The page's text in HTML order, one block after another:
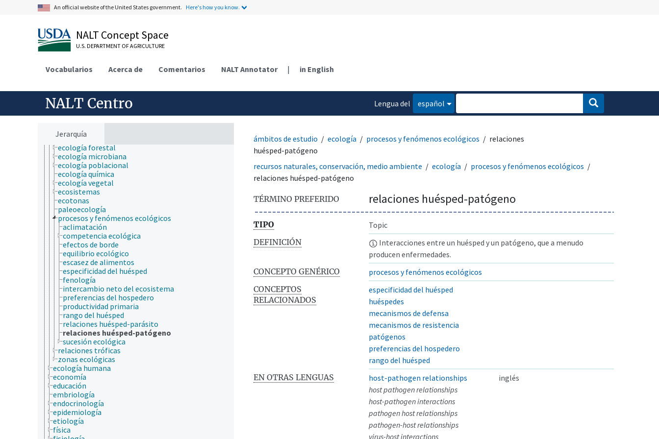
An official website of the United States government. Here's how you know.
NALT Concept Space
U.S. DEPARTMENT OF AGRICULTURE
Vocabularios Acerca de Comentarios NALT Annotator | in English
NALT Centro
Lengua del
español
Jerarquía
ciencia del suelo
ciencias del mar
ciencias forestales
ciencias sociales
conducta
agroecología
ecología animal
ecología del fuego
ecología del paisaje
ecología del suelo
ecología forestal
ecología microbiana
ecología poblacional
ecología química
ecología vegetal
ecosistemas
ecotonas
paleoecología
procesos y fenómenos ecológicos
aclimatación
competencia ecológica
efectos de borde
equilibrio ecológico
escasez de alimentos
especificidad del huésped
fenología
intercambio neto del ecosistema
preferencias del hospedero
productividad primaria
rango del huésped
relaciones huésped-parásito
relaciones huésped-patógeno
sucesión ecológica
relaciones tróficas
zonas ecológicas
ecología humana
economía
educación
embriología
endocrinología
epidemiología
etiología
física
ámbitos de estudio ecología procesos y fenómenos ecológicos
relaciones
huésped-patógeno
recursos naturales, conservación, medio ambiente
ecología
procesos y fenómenos ecológicos
relaciones huésped-patógeno
TÉRMINO PREFERIDO relaciones huésped-patógeno
TIPO
Topic
DEFINICIÓN
Interacciones entre un huésped y un patógeno, que a menudo
producen enfermedades.
CONCEPTO GENÉRICO
procesos y fenómenos ecológicos
CONCEPTOS
RELACIONADOS
especificidad del huésped
huéspedes
mecanismos de defensa
mecanismos de resistencia
patógenos
preferencias del hospedero
rango del huésped
EN OTRAS LENGUAS
host-pathogen relationships
inglés
host pathogen relationships
host-pathogen interactions
pathogen host relationships
pathogen-host relationships
virus-host interactions